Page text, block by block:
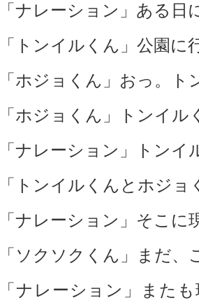
「ナレーション」ある日
「トンイルくん」公園に
「ホジョくん」おっ。ト
「ホジョくん」トンイル
「ナレーション」トンイ
「トンイルくんとホジ
「ナレーション」そこに
「ソクソクくん」まだ
「ナレーション」また